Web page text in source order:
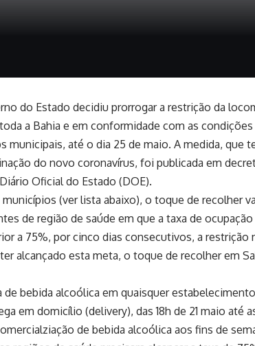
do Estado decidiu prorrogar a restrição da
a Bahia e em conformidade com as
municipais, até o dia 25 de maio. A medida, que
do novo coronavírus, foi publicada em
Oficial do Estado (DOE).
municípios (ver lista abaixo), o toque de recolher
de região de saúde em que a taxa de
a 75%, por cinco dias consecutivos, a restrição
alcançado esta meta, o toque de recolher em
de bebida alcoólica em quaisquer
em domicílio (delivery), das 18h de 21 maio até
de bebida alcoólica aos fins de